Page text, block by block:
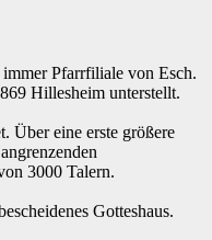
Pfarrfiliale von Esch.
Hillesheim unterstellt.
Über eine erste größere
3000 Talern.
Gotteshaus.